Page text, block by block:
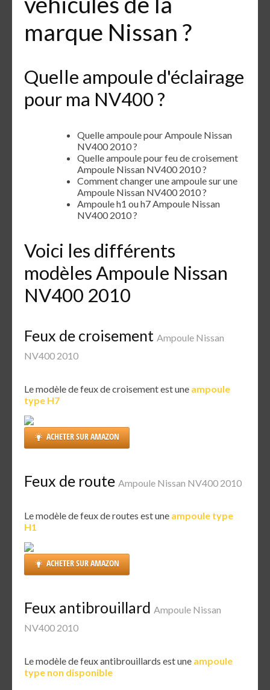
marque Nissan ?
Quelle ampoule d'éclairage
pour ma NV400 ?
Quelle ampoule pour Ampoule Nissan
NV400 2010 ?
Quelle ampoule pour feu de croisement
Ampoule Nissan NV400 2010 ?
Comment changer une ampoule sur une
Ampoule Nissan NV400 2010 ?
Ampoule h1 ou h7 Ampoule Nissan
NV400 2010 ?
Voici les différents
modèles Ampoule Nissan
NV400 2010
Feux de croisement Ampoule Nissan
NV400 2010
Le modèle de feux de croisement est une ampoule
type H7
ACHETER SUR AMAZON
Feux de route Ampoule Nissan NV400 2010
Le modèle de feux de routes est une ampoule type
H1
ACHETER SUR AMAZON
Feux antibrouillard Ampoule Nissan
NV400 2010
Le modèle de feux antibrouillards est une ampoule
type non disponible